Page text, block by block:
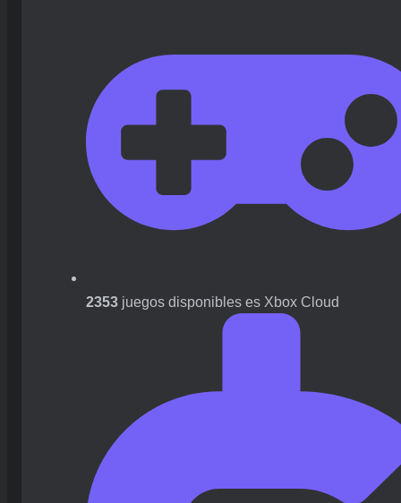
2353 juegos disponibles es Xbox Cloud